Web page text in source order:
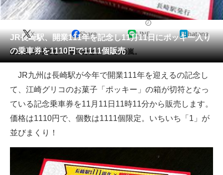
動物
会員記事
メディア
注目記事を集めた総合ページ
ITの今と未来を見通す
スマホと通信の最新トレンド
好きが集まる 比べて選べる
JR長崎駅、開業111年を記念し11月11日にポッキー入り
の乗車券を1110円で1111個販売
X Share LINE hatena
販売開始時刻も11時11分と、「1」の嵐。
JR九州は長崎駅が今年で開業111年を迎えるの記念し
て、江崎グリコのお菓子「ポッキー」の箱が切符となっ
ている記念乗車券を11月11日11時11分から販売します。
価格は1110円で、個数は1111個限定。いちいち「1」が
並びまくり！